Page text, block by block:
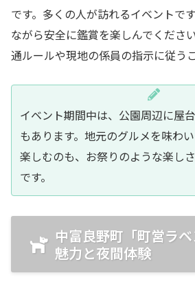
です。多くの人が訪れるイベントで
ながら安全に鑑賞を楽しんでくださ
通ルールや現地の係員の指示に従う
イベント期間中は、公園周辺に屋
もあります。地元のグルメを味わ
楽しむのも、お祭りのような楽し
です。
中富良野町「町営ラ
魅力と夜間体験